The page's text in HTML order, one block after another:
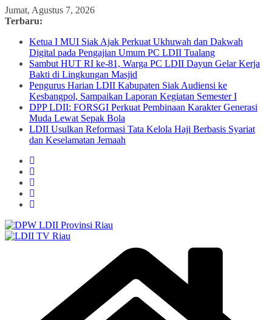
Skip
to
Jumat, Agustus 7, 2026
Terbaru:
Ketua I MUI Siak Ajak Perkuat Ukhuwah dan Dakwah
Digital pada Pengajian Umum PC LDII Tualang
Sambut HUT RI ke-81, Warga PC LDII Dayun Gelar Kerja
Bakti di Lingkungan Masjid
Pengurus Harian LDII Kabupaten Siak Audiensi ke
Kesbangpol, Sampaikan Laporan Kegiatan Semester I
DPP LDII: FORSGI Perkuat Pembinaan Karakter Generasi
Muda Lewat Sepak Bola
LDII Usulkan Reformasi Tata Kelola Haji Berbasis Syariat
dan Keselamatan Jemaah